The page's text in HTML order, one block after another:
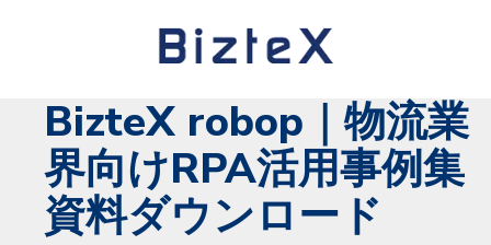
BizteX robop｜物流業
界向けRPA活用事例集
資料ダウンロード